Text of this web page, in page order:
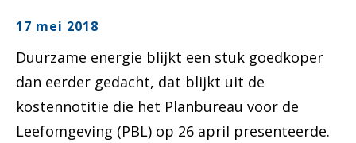
17 mei 2018
Duurzame energie blijkt een stuk goedkoper
dan eerder gedacht, dat blijkt uit de
kostennotitie die het Planbureau voor de
Leefomgeving (PBL) op 26 april presenteerde.